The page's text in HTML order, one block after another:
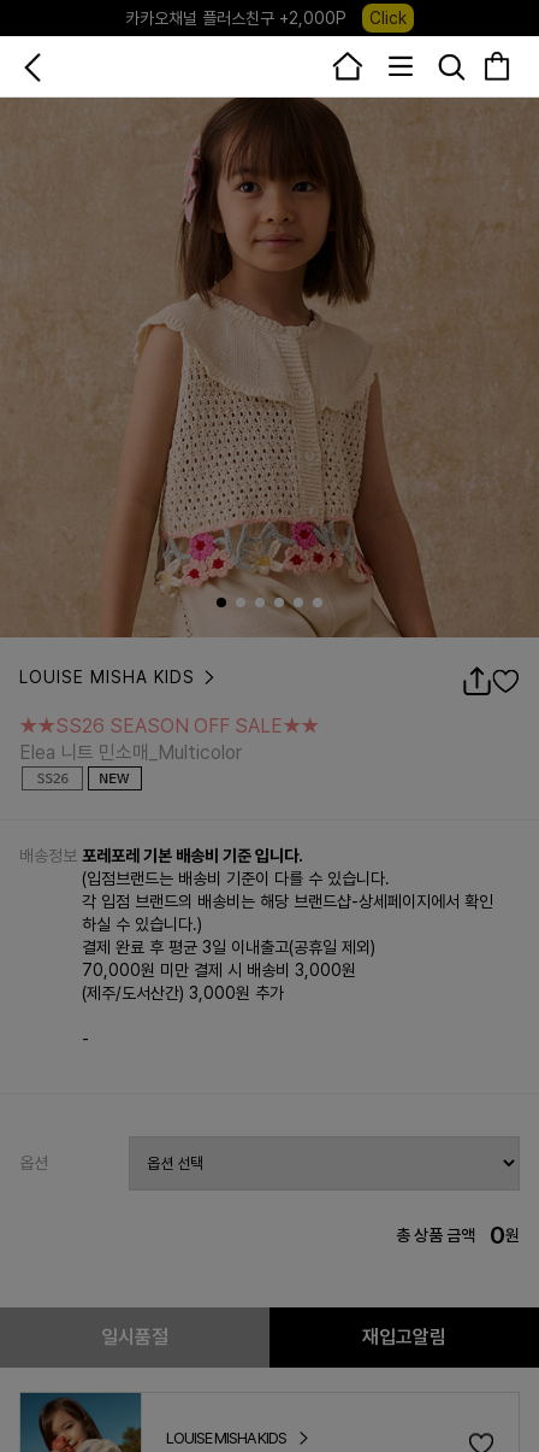
카카오채널 플러스친구 +2,000P
Click
포레포레 앱 다운로드 +3,000P
Down
LOUISE MISHA KIDS
Elea 니트 민소매_Multicolor
★★SS26 SEASON OFF SALE★★
Elea 니트 민소매_Multicolor
배송정보 포레포레 기본 배송비 기준 입니다.
(입점브랜드는 배송비 기준이 다를 수 있습니다.
각 입점 브랜드의 배송비는 해당 브랜드샵-상세페이지에서 확인
하실 수 있습니다.)
결제 완료 후 평균 3일 이내출고(공휴일 제외)
70,000원 미만 결제 시 배송비 3,000원
(제주/도서산간) 3,000원 추가
-
옵션
총 상품 금액 0원
일시품절 재입고알림
LOUISE MISHA KIDS